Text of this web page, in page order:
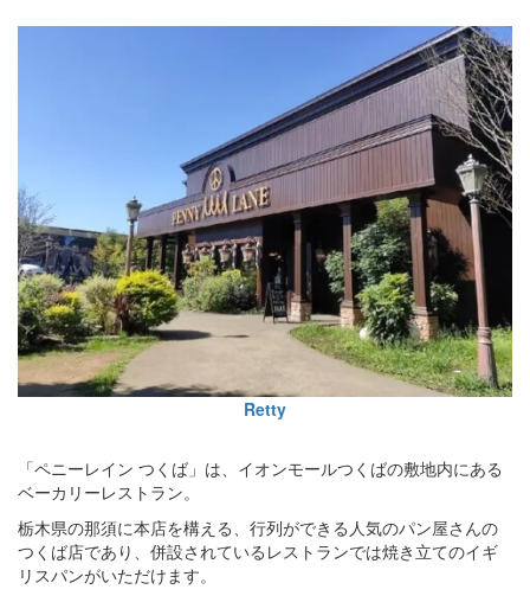
Retty
「ペニーレイン つくば」は、イオンモールつくばの敷地内にある
ベーカリーレストラン。
栃木県の那須に本店を構える、行列ができる人気のパン屋さんの
つくば店であり、併設されているレストランでは焼き立てのイギ
リスパンがいただけます。